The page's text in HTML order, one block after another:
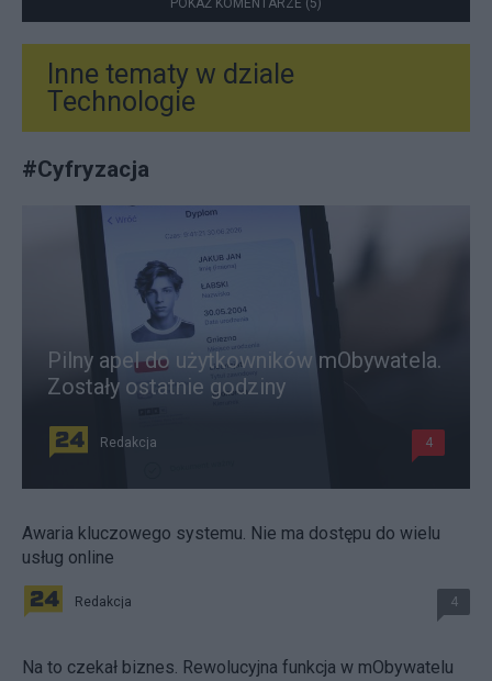
POKAŻ KOMENTARZE (5)
Inne tematy w dziale
Technologie
#Cyfryzacja
Pilny apel do użytkowników mObywatela.
Zostały ostatnie godziny
Redakcja 4
Awaria kluczowego systemu. Nie ma dostępu do wielu
usług online
Redakcja 4
Na to czekał biznes. Rewolucyjna funkcja w mObywatelu